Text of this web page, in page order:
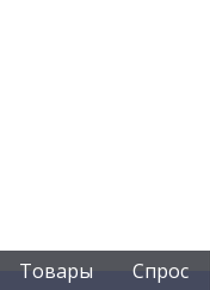
Товары Спрос